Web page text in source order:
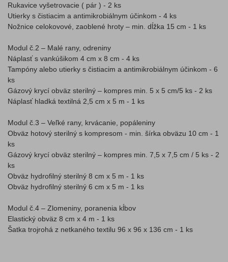
Rukavice vyšetrovacie ( pár ) - 2 ks
Utierky s čistiacim a antimikrobiálnym účinkom - 4 ks
Nožnice celokovové, zaoblené hroty – min. dĺžka 15 cm - 1 ks
Modul č.2 – Malé rany, odreniny
Náplasť s vankúšikom 4 cm x 8 cm - 4 ks
Tampóny alebo utierky s čistiacim a antimikrobiálnym účinkom - 6
ks
Gázový krycí obväz sterilný – kompres min. 5 x 5 cm/5 ks - 2 ks
Náplasť hladká textilná 2,5 cm x 5 m - 1 ks
Modul č.3 – Veľké rany, krvácanie, popáleniny
Obväz hotový sterilný s kompresom - min. šírka obväzu 10 cm - 1
ks
Gázový krycí obväz sterilný – kompres min. 7,5 x 7,5 cm / 5 ks - 2
ks
Obväz hydrofilný sterilný 8 cm x 5 m - 1 ks
Obväz hydrofilný sterilný 6 cm x 5 m - 1 ks
Modul č.4 – Zlomeniny, poranenia kĺbov
Elastický obväz 8 cm x 4 m - 1 ks
Šatka trojrohá z netkaného textilu 96 x 96 x 136 cm - 1 ks